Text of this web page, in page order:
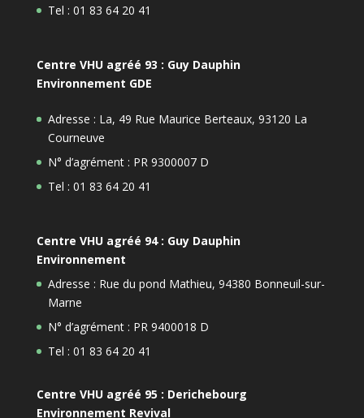
Tel : 01 83 64 20 41
Centre VHU agréé 93 : Guy Dauphin
Environnement GDE
Adresse : La, 49 Rue Maurice Berteaux, 93120 La
Courneuve
N° d’agrément : PR 9300007 D
Tel : 01 83 64 20 41
Centre VHU agréé 94 : Guy Dauphin
Environnement
Adresse : Rue du pond Mathieu, 94380 Bonneuil-sur-
Marne
N° d’agrément : PR 9400018 D
Tel : 01 83 64 20 41
Centre VHU agréé 95 : Derichebourg
Environnement Revival